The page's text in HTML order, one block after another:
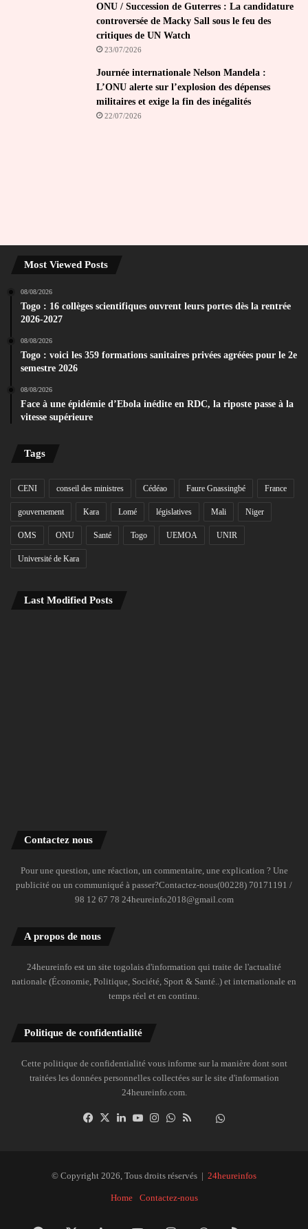
ONU / Succession de Guterres : La candidature
controversée de Macky Sall sous le feu des
critiques de UN Watch
23/07/2026
Journée internationale Nelson Mandela :
L’ONU alerte sur l’explosion des dépenses
militaires et exige la fin des inégalités
22/07/2026
Most Viewed Posts
08/08/2026
Togo : 16 collèges scientifiques ouvrent leurs portes dès la rentrée
2026-2027
08/08/2026
Togo : voici les 359 formations sanitaires privées agréées pour le 2e
semestre 2026
08/08/2026
Face à une épidémie d’Ebola inédite en RDC, la riposte passe à la
vitesse supérieure
Tags
CENI conseil des ministres Cédéao Faure Gnassingbé France
gouvernement Kara Lomé législatives Mali Niger
OMS ONU Santé Togo UEMOA UNIR
Université de Kara
Last Modified Posts
Contactez nous
Pour une question, une réaction, un commentaire, une explication ? Une
publicité ou un communiqué à passer?Contactez-nous(00228) 70171191 /
98 12 67 78 24heureinfo2018@gmail.com
A propos de nous
24heureinfo est un site togolais d'information qui traite de l'actualité
nationale (Économie, Politique, Société, Sport & Santé..) et internationale en
temps réel et en continu.
Politique de confidentialité
Cette politique de confidentialité vous informe sur la manière dont sont
traitées les données personnelles collectées sur le site d'information
24heureinfo.com.
Facebook
X LinkedinYouTubeInstagramWhatsAppDailymotion
© Copyright 2026, Tous droits réservés | 24heureinfos
Home Contactez-nous